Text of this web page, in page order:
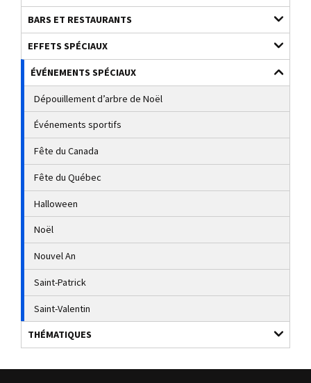
BARS ET RESTAURANTS
EFFETS SPÉCIAUX
ÉVÉNEMENTS SPÉCIAUX
Dépouillement d’arbre de Noël
Événements sportifs
Fête du Canada
Fête du Québec
Halloween
Noël
Nouvel An
Saint-Patrick
Saint-Valentin
THÉMATIQUES